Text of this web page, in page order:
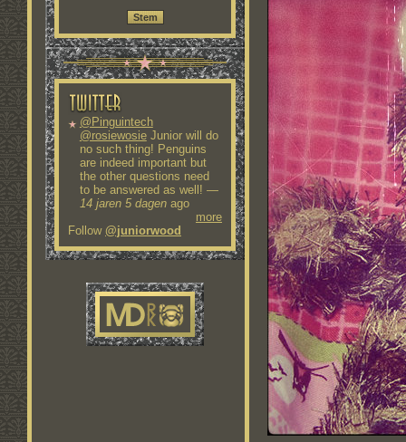
@Pinguintech
@rosiewosieJunior will do
no such thing! Penguins
are indeed important but
the other questions need
to be answered as well! —
14 jaren 5 dagenago
more
Follow @juniorwood